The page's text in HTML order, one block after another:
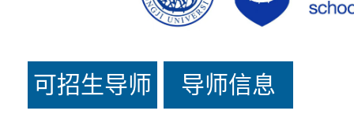
可招生导师
导师信息